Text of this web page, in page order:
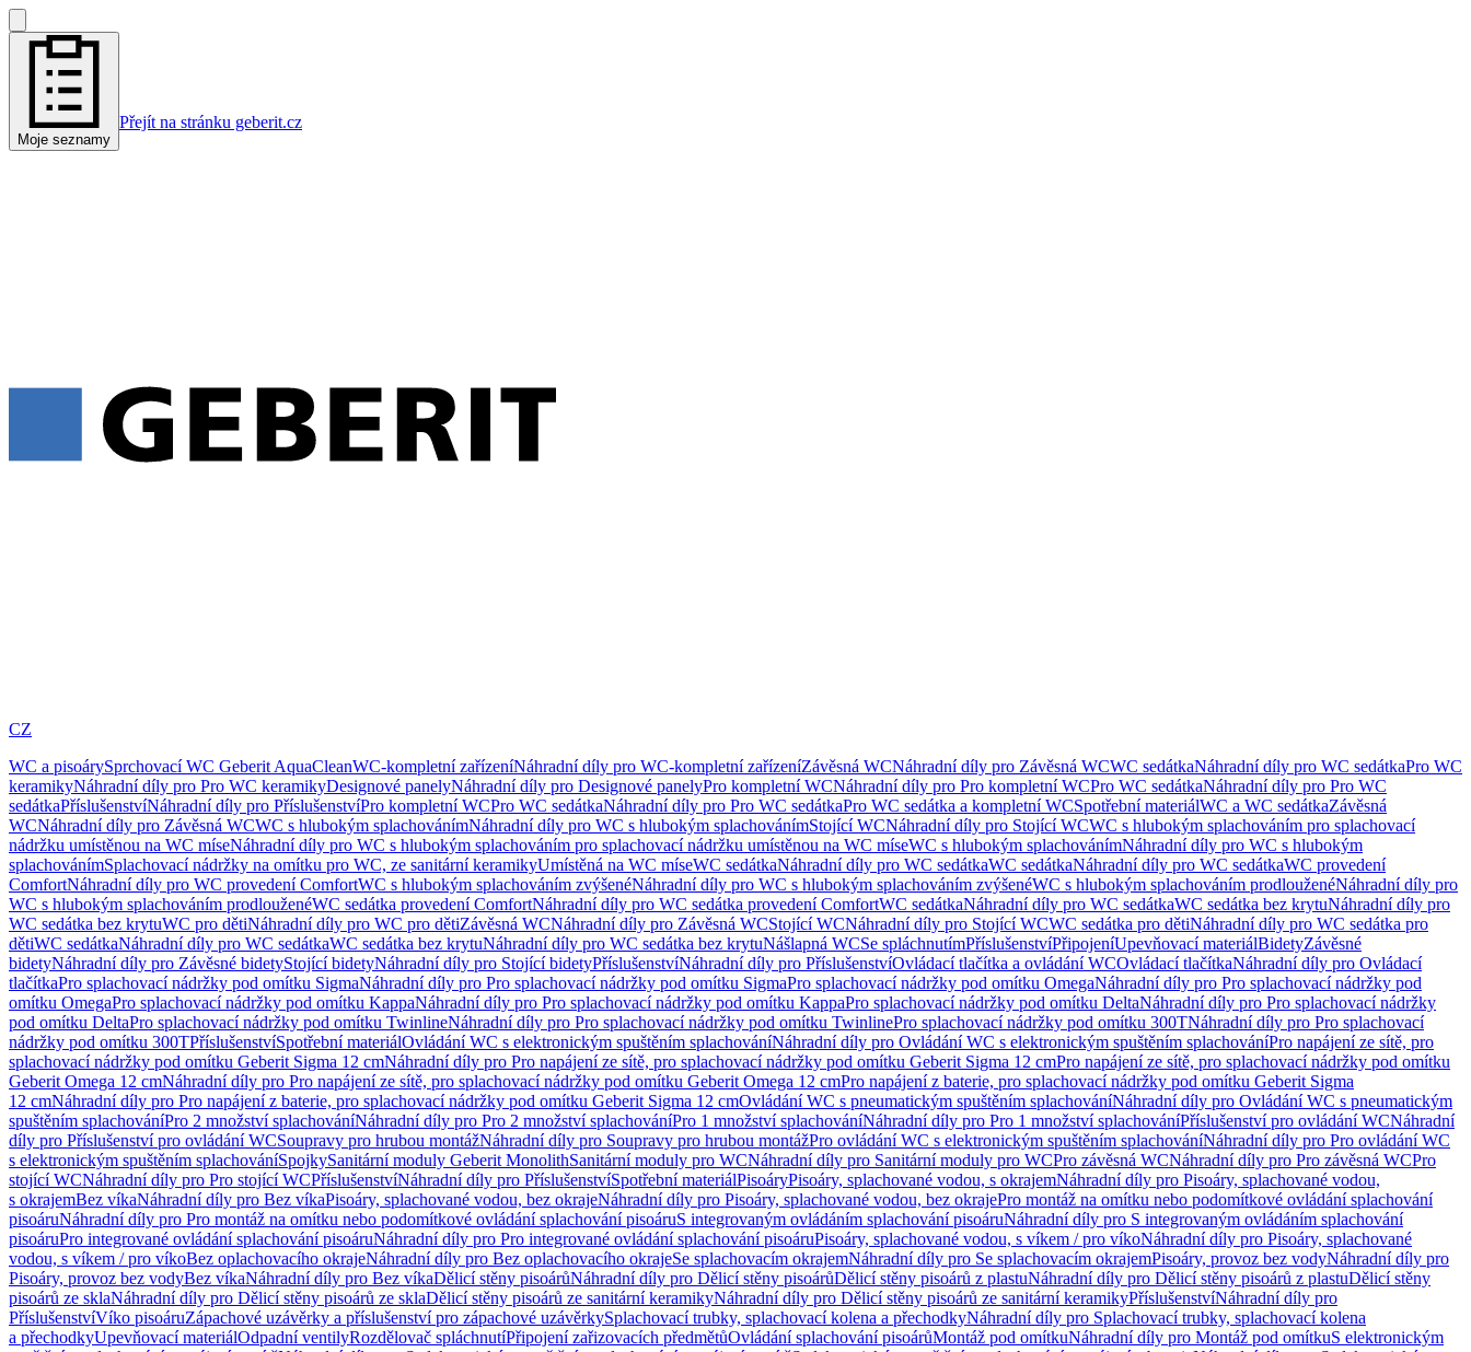
Moje seznamy
Přejít na stránku geberit.cz
CZ
WC a pisoárySprchovací WC Geberit AquaCleanWC-kompletní zařízeníNáhradní díly pro WC-kompletní zařízeníZávěsná WCNáhradní díly pro Závěsná WCWC sedátkaNáhradní díly pro WC sedátkaPro WC
keramikyNáhradní díly pro Pro WC keramikyDesignové panelyNáhradní díly pro Designové panelyPro kompletní WCNáhradní díly pro Pro kompletní WCPro WC sedátkaNáhradní díly pro Pro WC
sedátkaPříslušenstvíNáhradní díly pro PříslušenstvíPro kompletní WCPro WC sedátkaNáhradní díly pro Pro WC sedátkaPro WC sedátka a kompletní WCSpotřební materiálWC a WC sedátkaZávěsná
WCNáhradní díly pro Závěsná WCWC s hlubokým splachovánímNáhradní díly pro WC s hlubokým splachovánímStojící WCNáhradní díly pro Stojící WCWC s hlubokým splachováním pro splachovací
nádržku umístěnou na WC míseNáhradní díly pro WC s hlubokým splachováním pro splachovací nádržku umístěnou na WC míseWC s hlubokým splachovánímNáhradní díly pro WC s hlubokým
splachovánímSplachovací nádržky na omítku pro WC, ze sanitární keramikyUmístěná na WC míseWC sedátkaNáhradní díly pro WC sedátkaWC sedátkaNáhradní díly pro WC sedátkaWC provedení
ComfortNáhradní díly pro WC provedení ComfortWC s hlubokým splachováním zvýšenéNáhradní díly pro WC s hlubokým splachováním zvýšenéWC s hlubokým splachováním prodlouženéNáhradní díly pro
WC s hlubokým splachováním prodlouženéWC sedátka provedení ComfortNáhradní díly pro WC sedátka provedení ComfortWC sedátkaNáhradní díly pro WC sedátkaWC sedátka bez krytuNáhradní díly pro
WC sedátka bez krytuWC pro dětiNáhradní díly pro WC pro dětiZávěsná WCNáhradní díly pro Závěsná WCStojící WCNáhradní díly pro Stojící WCWC sedátka pro dětiNáhradní díly pro WC sedátka pro
dětiWC sedátkaNáhradní díly pro WC sedátkaWC sedátka bez krytuNáhradní díly pro WC sedátka bez krytuNášlapná WCSe spláchnutímPříslušenstvíPřipojeníUpevňovací materiálBidetyZávěsné
bidetyNáhradní díly pro Závěsné bidetyStojící bidetyNáhradní díly pro Stojící bidetyPříslušenstvíNáhradní díly pro PříslušenstvíOvládací tlačítka a ovládání WCOvládací tlačítkaNáhradní díly pro Ovládací
tlačítkaPro splachovací nádržky pod omítku SigmaNáhradní díly pro Pro splachovací nádržky pod omítku SigmaPro splachovací nádržky pod omítku OmegaNáhradní díly pro Pro splachovací nádržky pod
omítku OmegaPro splachovací nádržky pod omítku KappaNáhradní díly pro Pro splachovací nádržky pod omítku KappaPro splachovací nádržky pod omítku DeltaNáhradní díly pro Pro splachovací nádržky
pod omítku DeltaPro splachovací nádržky pod omítku TwinlineNáhradní díly pro Pro splachovací nádržky pod omítku TwinlinePro splachovací nádržky pod omítku 300TNáhradní díly pro Pro splachovací
nádržky pod omítku 300TPříslušenstvíSpotřební materiálOvládání WC s elektronickým spuštěním splachováníNáhradní díly pro Ovládání WC s elektronickým spuštěním splachováníPro napájení ze sítě, pro
splachovací nádržky pod omítku Geberit Sigma 12 cmNáhradní díly pro Pro napájení ze sítě, pro splachovací nádržky pod omítku Geberit Sigma 12 cmPro napájení ze sítě, pro splachovací nádržky pod omítku
Geberit Omega 12 cmNáhradní díly pro Pro napájení ze sítě, pro splachovací nádržky pod omítku Geberit Omega 12 cmPro napájení z baterie, pro splachovací nádržky pod omítku Geberit Sigma
12 cmNáhradní díly pro Pro napájení z baterie, pro splachovací nádržky pod omítku Geberit Sigma 12 cmOvládání WC s pneumatickým spuštěním splachováníNáhradní díly pro Ovládání WC s pneumatickým
spuštěním splachováníPro 2 množství splachováníNáhradní díly pro Pro 2 množství splachováníPro 1 množství splachováníNáhradní díly pro Pro 1 množství splachováníPříslušenství pro ovládání WCNáhradní
díly pro Příslušenství pro ovládání WCSoupravy pro hrubou montážNáhradní díly pro Soupravy pro hrubou montážPro ovládání WC s elektronickým spuštěním splachováníNáhradní díly pro Pro ovládání WC
s elektronickým spuštěním splachováníSpojkySanitární moduly Geberit MonolithSanitární moduly pro WCNáhradní díly pro Sanitární moduly pro WCPro závěsná WCNáhradní díly pro Pro závěsná WCPro
stojící WCNáhradní díly pro Pro stojící WCPříslušenstvíNáhradní díly pro PříslušenstvíSpotřební materiálPisoáryPisoáry, splachované vodou, s okrajemNáhradní díly pro Pisoáry, splachované vodou,
s okrajemBez víkaNáhradní díly pro Bez víkaPisoáry, splachované vodou, bez okrajeNáhradní díly pro Pisoáry, splachované vodou, bez okrajePro montáž na omítku nebo podomítkové ovládání splachování
pisoáruNáhradní díly pro Pro montáž na omítku nebo podomítkové ovládání splachování pisoáruS integrovaným ovládáním splachování pisoáruNáhradní díly pro S integrovaným ovládáním splachování
pisoáruPro integrované ovládání splachování pisoáruNáhradní díly pro Pro integrované ovládání splachování pisoáruPisoáry, splachované vodou, s víkem / pro víkoNáhradní díly pro Pisoáry, splachované
vodou, s víkem / pro víkoBez oplachovacího okrajeNáhradní díly pro Bez oplachovacího okrajeSe splachovacím okrajemNáhradní díly pro Se splachovacím okrajemPisoáry, provoz bez vodyNáhradní díly pro
Pisoáry, provoz bez vodyBez víkaNáhradní díly pro Bez víkaDělicí stěny pisoárůNáhradní díly pro Dělicí stěny pisoárůDělicí stěny pisoárů z plastuNáhradní díly pro Dělicí stěny pisoárů z plastuDělicí stěny
pisoárů ze sklaNáhradní díly pro Dělicí stěny pisoárů ze sklaDělicí stěny pisoárů ze sanitární keramikyNáhradní díly pro Dělicí stěny pisoárů ze sanitární keramikyPříslušenstvíNáhradní díly pro
PříslušenstvíVíko pisoáruZápachové uzávěrky a příslušenství pro zápachové uzávěrkySplachovací trubky, splachovací kolena a přechodkyNáhradní díly pro Splachovací trubky, splachovací kolena
a přechodkyUpevňovací materiálOdpadní ventilyRozdělovač spláchnutíPřipojení zařizovacích předmětůOvládání splachování pisoárůMontáž pod omítkuNáhradní díly pro Montáž pod omítkuS elektronickým